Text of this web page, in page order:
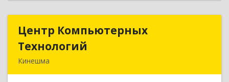
Центр Компьютерных
Технологий
Кинешма
Центр Компьютерных